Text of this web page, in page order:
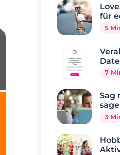
für
5
7
Sag
3